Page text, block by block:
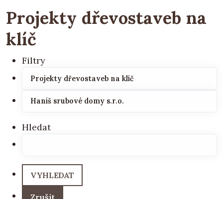
Projekty dřevostaveb na
klíč
Filtry
Hledat